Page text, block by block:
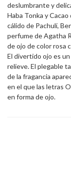
deslumbrante y
Haba Tonka y
cálido de Pachulí,
perfume de Agatha
de ojo de color rosa
El divertido ojo es
relieve. El plegable
de la fragancia
en el que las letras
en forma de ojo.